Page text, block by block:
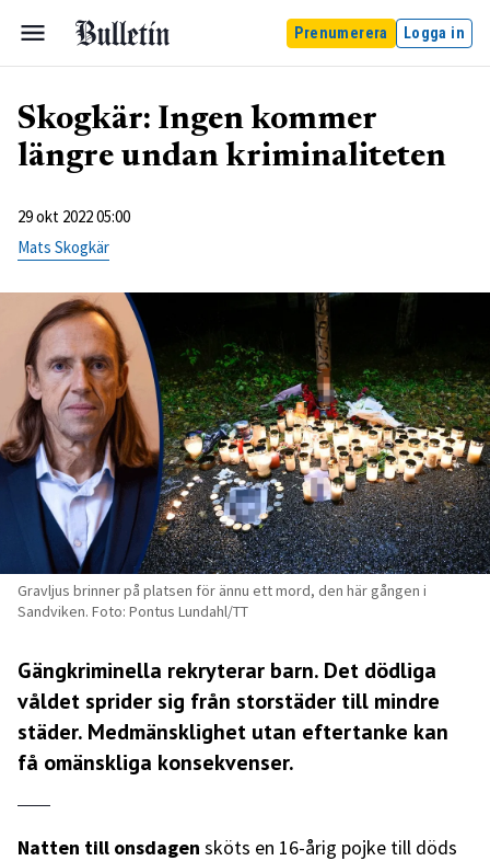
Prenumerera Logga in
Skogkär: Ingen kommer
längre undan kriminaliteten
29 okt 2022 05:00
Mats Skogkär
Gravljus brinner på platsen för ännu ett mord, den här gången i
Sandviken. Foto: Pontus Lundahl/TT
Gängkriminella rekryterar barn. Det dödliga
våldet sprider sig från storstäder till mindre
städer. Medmänsklighet utan eftertanke kan
få omänskliga konsekvenser.
Natten till onsdagen sköts en 16-årig pojke till döds